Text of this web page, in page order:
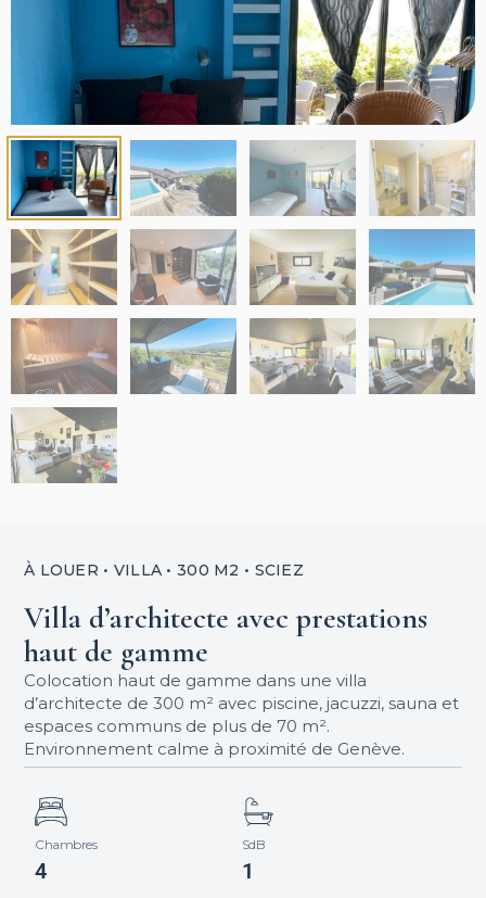
À LOUER • VILLA • 300 M2 • SCIEZ
Villa d’architecte avec prestations
haut de gamme
Colocation haut de gamme dans une villa
d’architecte de 300 m² avec piscine, jacuzzi, sauna et
espaces communs de plus de 70 m².
Environnement calme à proximité de Genève.
Chambres
4
SdB
1